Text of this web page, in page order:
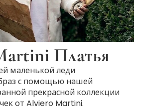
Платья
маленькой леди
с помощью нашей
прекрасной коллекции
от Alviero Martini.